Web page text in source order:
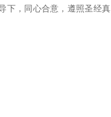
下，同心合意，遵照圣经真